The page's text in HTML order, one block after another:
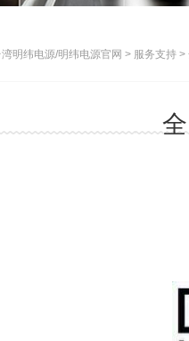
明纬电源/明纬电源官网 > 服务支持 >